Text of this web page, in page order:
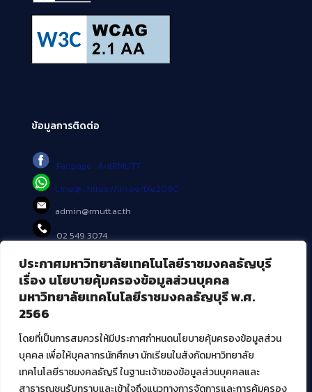
ประกาศมหาวิทยาลัยเทคโนโลยีราชมงคลธัญบุรี
เรื่อง นโยบายคุ้มครองข้อมูลส่วนบุคคล
มหาวิทยาลัยเทคโนโลยีราชมงคลธัญบุรี พ.ศ.
2566
โดยที่เป็นการสมควรให้มีประกาศกำหนดนโยบายคุ้มครองข้อมูลส่วน
บุคคล เพื่อให้บุคลากรนักศึกษา นักเรียนในสังกัดมหาวิทยาลัย
เทคโนโลยีราชมงคลธัญรี ในฐานะเจ้าของข้อมูลส่วนบุคคลและ
สาธารณชนรับทราบและเข้าใจถึงแนวทางการจัดการและการคุ้มครอง
ข้อมูลการติดต่อ
Fanpage : AritRMUTT
Line@ : https://lin.ee/tXe209C
admin@rmutt.ac.th
02 549 3074
บริการอื่นๆ ของ สวส.
ศูนย์สื่อดิจิทัล
ศูนย์นวัตกรรมและความรู้
สมัยใหม่ (MoSeC)